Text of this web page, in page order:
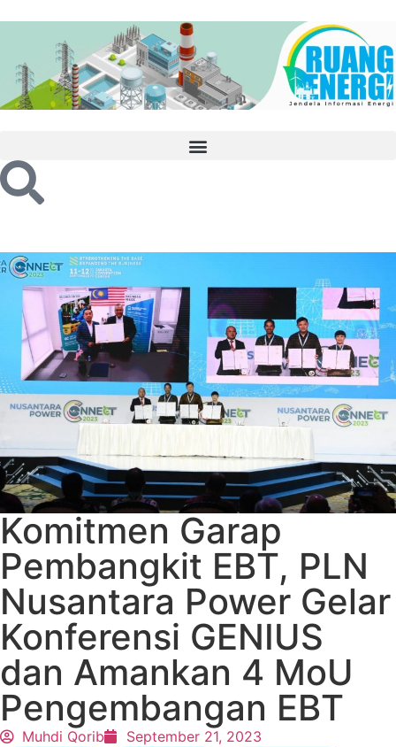
Komitmen Garap
Pembangkit EBT, PLN
Nusantara Power Gelar
Konferensi GENIUS
dan Amankan 4 MoU
Pengembangan EBT
Muhdi Qorib September 21, 2023